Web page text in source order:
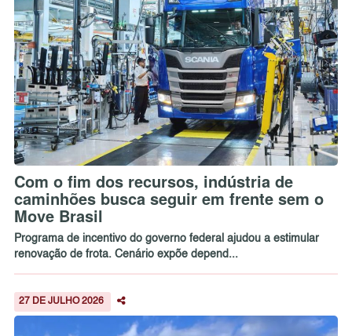
Com o fim dos recursos, indústria de
caminhões busca seguir em frente sem o
Move Brasil
Programa de incentivo do governo federal ajudou a estimular
renovação de frota. Cenário expõe depend...
27 DE JULHO 2026